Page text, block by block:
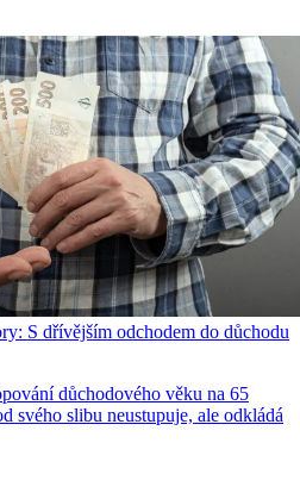
S dřívějším odchodem do důchodu
důchodového věku na 65
svého slibu neustupuje, ale odkládá